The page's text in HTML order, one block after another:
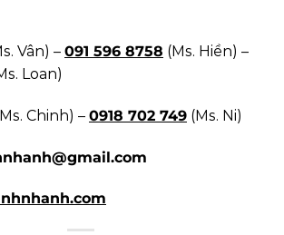
Vân) – 091 596 8758 (Ms. Hiền) –
Loan)
Chinh) – 0918 702 749 (Ms. Ni)